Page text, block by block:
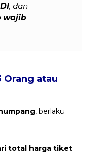
, dan
wajib
Orang atau
, berlaku
total harga tiket